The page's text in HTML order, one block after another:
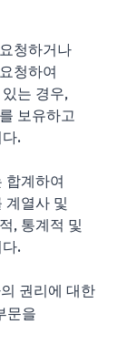
청하거나
청하여
는 경우,
보유하고
.
합계하여
계열사 및
, 통계적 및
.
권리에 대한
문을